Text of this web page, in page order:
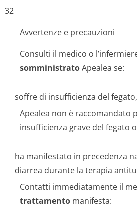
32
Avvertenze e precauzioni
Consulti il medico o
somministratoApealea se:
soffre di insufficienza del
Apealea non è raccomandato
insufficienza grave del fegato
ha manifestato in precedenza
diarrea durante la terapia
Contatti immediatamente il
trattamento manifesta: